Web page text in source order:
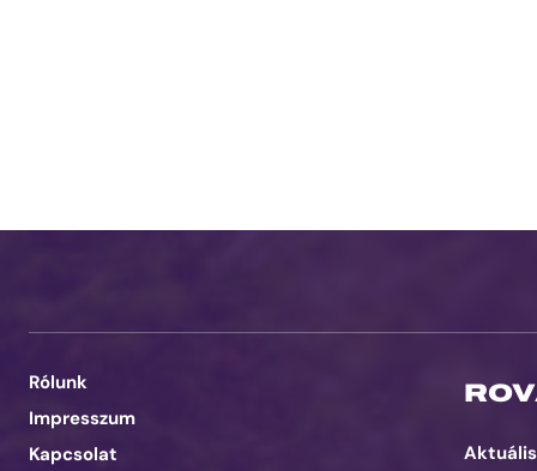
Rólunk
Impresszum
Kapcsolat
Aktuális